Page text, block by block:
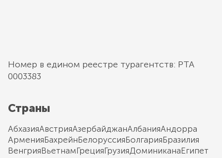
Номер в едином реестре турагентств: РТА
0003383
Страны
АбхазияАвстрияАзербайджанАлбанияАндорра
АрменияБахрейнБелоруссияБолгарияБразилия
ВенгрияВьетнамГрецияГрузияДоминиканаЕгипет